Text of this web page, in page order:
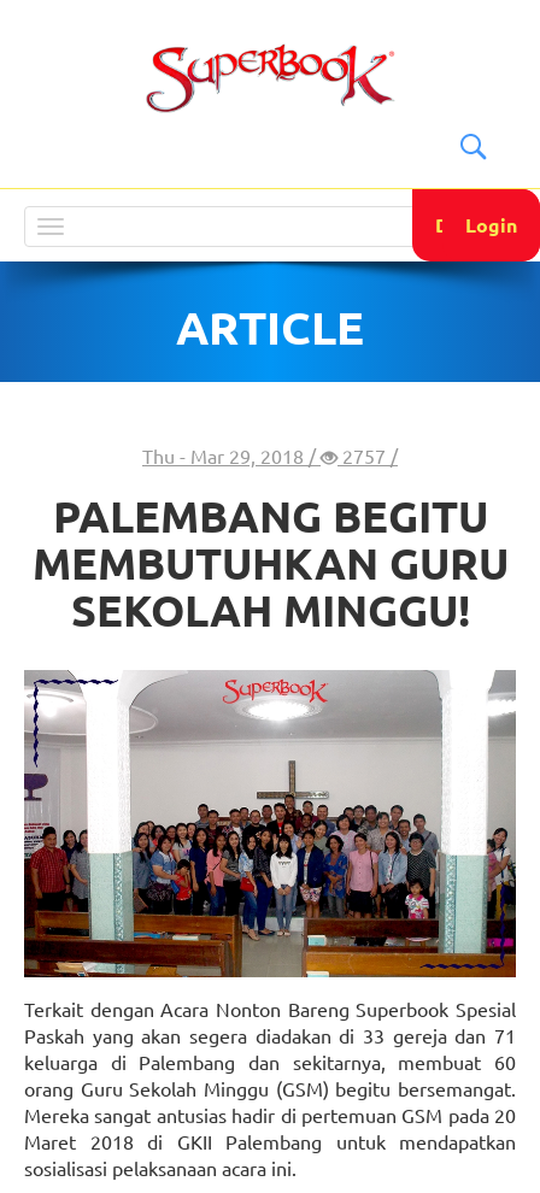
navigation
DONATE
Login
ARTICLE
Thu - Mar 29, 2018 / 2757 /
PALEMBANG BEGITU
MEMBUTUHKAN GURU
SEKOLAH MINGGU!
Terkait dengan Acara Nonton Bareng Superbook Spesial
Paskah yang akan segera diadakan di 33 gereja dan 71
keluarga di Palembang dan sekitarnya, membuat 60
orang Guru Sekolah Minggu (GSM) begitu bersemangat.
Mereka sangat antusias hadir di pertemuan GSM pada 20
Maret 2018 di GKII Palembang untuk mendapatkan
sosialisasi pelaksanaan acara ini.